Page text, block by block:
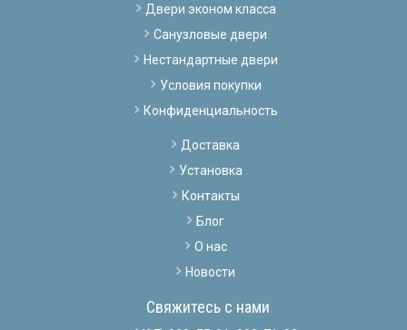
Двери эконом класса
Санузловые двери
Нестандартные двери
Условия покупки
Конфиденциальность
Доставка
Установка
Контакты
Блог
О нас
Новости
Свяжитесь с нами